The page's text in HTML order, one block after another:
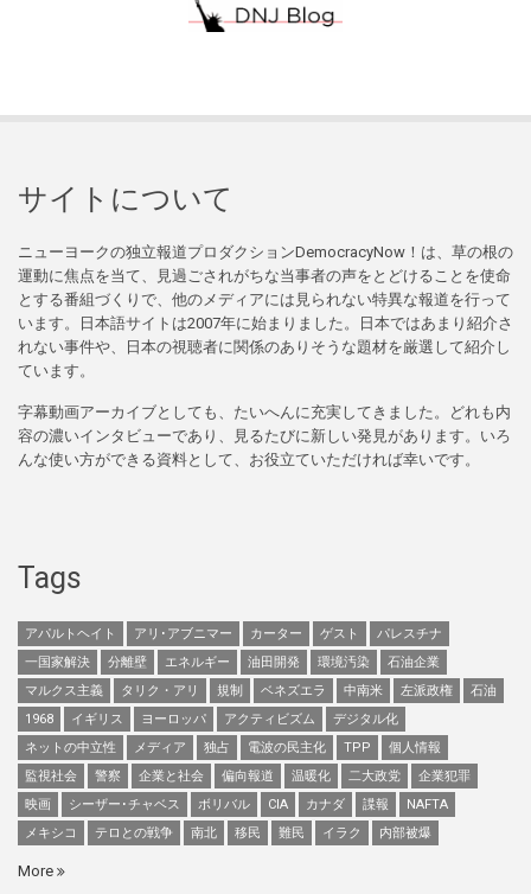
サイトについて
ニューヨークの独立報道プロダクションDemocracyNow！は、草の根の
運動に焦点を当て、見過ごされがちな当事者の声をとどけることを使命
とする番組づくりで、他のメディアには見られない特異な報道を行って
います。日本語サイトは2007年に始まりました。日本ではあまり紹介さ
れない事件や、日本の視聴者に関係のありそうな題材を厳選して紹介し
ています。
字幕動画アーカイブとしても、たいへんに充実してきました。どれも内
容の濃いインタビューであり、見るたびに新しい発見があります。いろ
んな使い方ができる資料として、お役立ていただければ幸いです。
Tags
アパルトヘイト アリ･アブニマー カーター ゲスト
パレスチナ
一国家解決
分離壁 エネルギー 油田開発 環境汚染
石油企業
マルクス主義
タリク・アリ 規制 ベネズエラ 中南米 左派政権
石油
1968
イギリス ヨーロッパ アクティビズム
デジタル化
ネットの中立性
メディア 独占 電波の民主化 TPP
個人情報
監視社会
警察 企業と社会 偏向報道 温暖化 二大政党
企業犯罪
映画
シーザー･チャベス ボリバル CIA カナダ 諜報
NAFTA
メキシコ
テロとの戦争 南北 移民 難民 イラク 内部被爆
More